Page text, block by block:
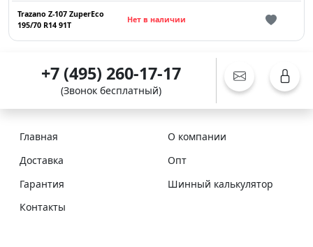
Trazano Z-107 ZuperEco
195/70 R14 91T
Нет в наличии
+7 (495) 260-17-17
(Звонок бесплатный)
Главная
О компании
Доставка
Опт
Гарантия
Шинный калькулятор
Контакты